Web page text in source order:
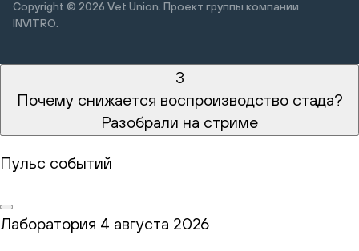
Copyright © 2026 Vet Union. Проект группы компании
INVITRO.
3
Почему снижается воспроизводство стада?
Разобрали на стриме
Пульс событий
Лаборатория 4 августа 2026